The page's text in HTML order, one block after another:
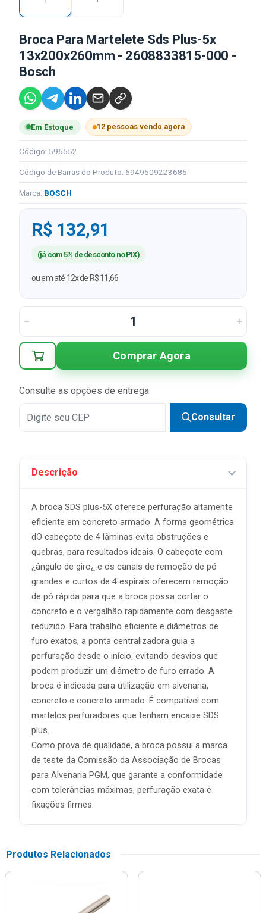
Broca Para Martelete Sds Plus-5x
13x200x260mm - 2608833815-000 -
Bosch
Em Estoque 12 pessoas vendo agora
Código: 596552
Código de Barras do Produto: 6949509223685
Marca: BOSCH
R$ 132,91
(já com 5% de desconto no PIX)
ou em até 12x de R$ 11,66
Comprar Agora
Consulte as opções de entrega
Consultar
Descrição
A broca SDS plus-5X oferece perfuração altamente
eficiente em concreto armado. A forma geométrica
dO cabeçote de 4 lâminas evita obstruções e
quebras, para resultados ideais. O cabeçote com
¿ângulo de giro¿ e os canais de remoção de pó
grandes e curtos de 4 espirais oferecem remoção
de pó rápida para que a broca possa cortar o
concreto e o vergalhão rapidamente com desgaste
reduzido. Para trabalho eficiente e diâmetros de
furo exatos, a ponta centralizadora guia a
perfuração desde o início, evitando desvios que
podem produzir um diâmetro de furo errado. A
broca é indicada para utilização em alvenaria,
concreto e concreto armado. É compatível com
martelos perfuradores que tenham encaixe SDS
plus.
Como prova de qualidade, a broca possui a marca
de teste da Comissão da Associação de Brocas
para Alvenaria PGM, que garante a conformidade
com tolerâncias máximas, perfuração exata e
fixações firmes.
Produtos Relacionados